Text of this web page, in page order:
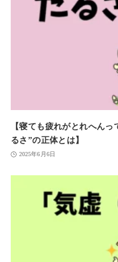
【寝ても疲れがとれへん
るさ”の正体とは】
2025年6月6日